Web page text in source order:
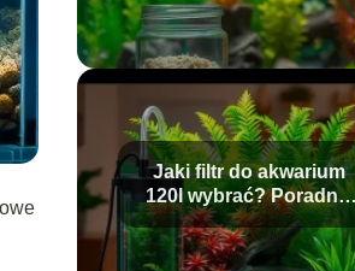
Jaki filtr do akwarium
120l wybrać? Poradnik
dla akwarystów